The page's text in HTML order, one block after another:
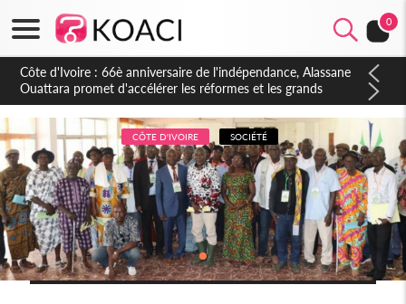
0
Côte d'Ivoire : À Abidjan, Amadou Oury Bah admire le modèle
ivoirien et veut s'en inspirer pour accélérer le développement
de la Guinée
CÔTE D'IVOIRE SOCIÉTÉ